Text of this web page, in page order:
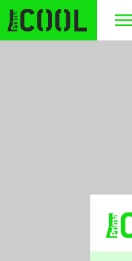
TŘESKU